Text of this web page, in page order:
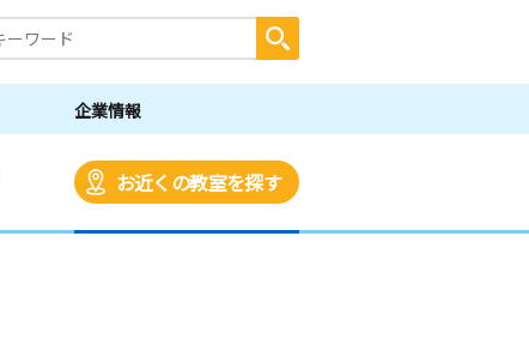
企業情報
お近くの教室を探す